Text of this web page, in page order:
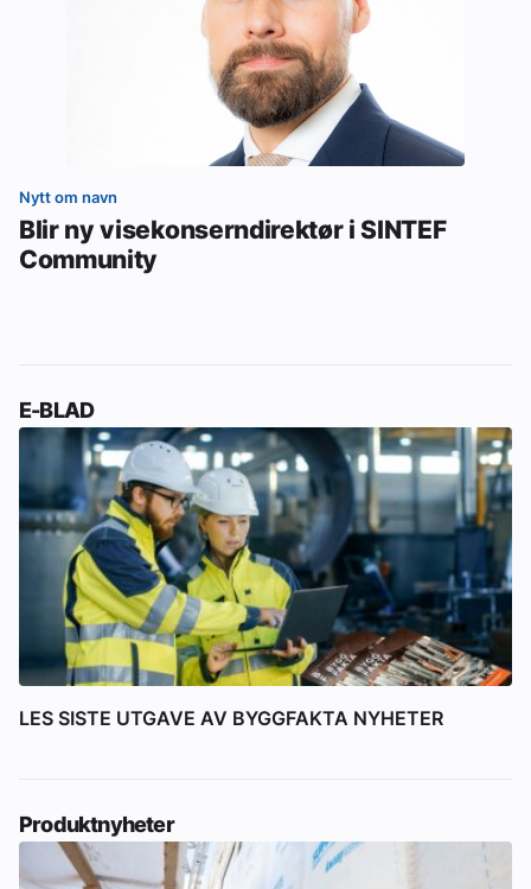
Nytt om navn
Blir ny visekonserndirektør i SINTEF
Community
E-BLAD
LES SISTE UTGAVE AV BYGGFAKTA NYHETER
Produktnyheter